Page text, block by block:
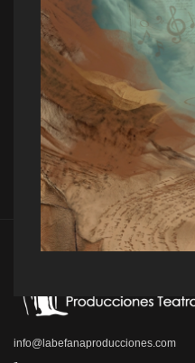
info@labefanaproducciones.com